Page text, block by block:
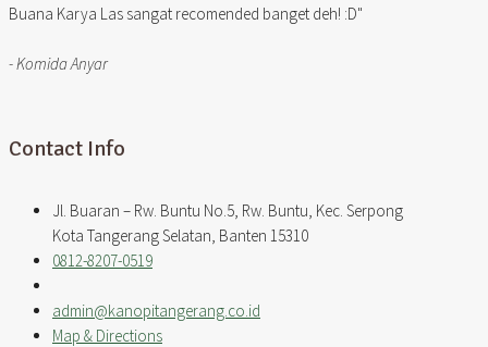
Buana Karya Las sangat recomended banget deh! :D"
- Komida Anyar
Contact Info
Jl. Buaran – Rw. Buntu No.5, Rw. Buntu, Kec. Serpong
Kota Tangerang Selatan, Banten 15310
0812-8207-0519
admin@kanopitangerang.co.id
Map & Directions